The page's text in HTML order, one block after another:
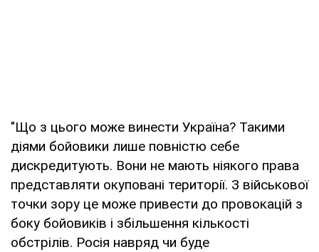
"Що з цього може винести Україна? Такими
діями бойовики лише повністю себе
дискредитують. Вони не мають ніякого права
представляти окуповані території. З військової
точки зору це може привести до провокацій з
боку бойовиків і збільшення кількості
обстрілів. Росія навряд чи буде